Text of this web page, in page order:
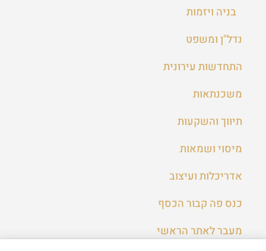
בניה ויזמות
נדל"ן ומשפט
התחדשות עירונית
משכנתאות
תיווך והשקעות
מיסוי ושמאות
אדריכלות ועיצוב
כנס פה קבור הכסף
מעבר לאתר הראשי